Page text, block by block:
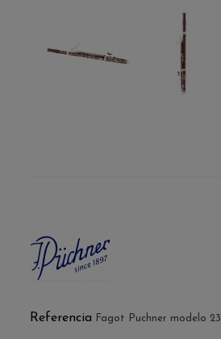
Referencia Fagot Puchner modelo 23